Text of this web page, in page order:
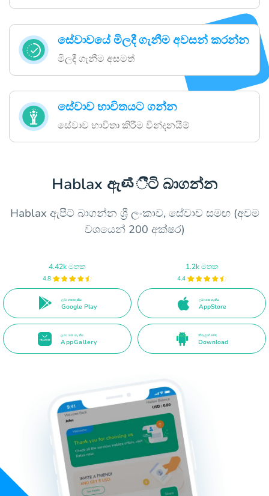
සේවාවයේ මිලදී ගැනීම අවසන් කරන්න
මිලදී ගැනීම අසමත්
සේවාව භාවිතයට ගන්න
සේවාව භාවිතා කිරීම වින්දනයීම්
Hablax ඇಪීටි බාගන්න
Hablax ඇපීට් බාගන්න ශ්‍රී ලංකාව, සේවාව සමඟ (අවම
වශයෙන් 200 අක්ෂර)
4.42k මතක
4.8
ලබා ගත හැකිය
Google Play
1.2k මතක
4.4
ලබා ගත හැකිය
AppStore
ලබා ගත හැකිය
AppGallery
නිමැවුන් APK
Download